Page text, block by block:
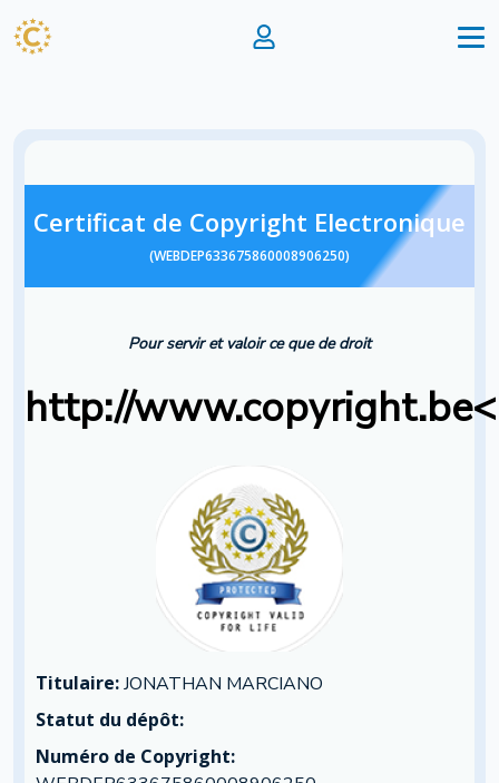
Certificat de Copyright Electronique
(WEBDEP633675860008906250)
Pour servir et valoir ce que de droit
http://
Titulaire:JONATHAN MARCIANO
Statut du dépôt:
Numéro de Copyright: